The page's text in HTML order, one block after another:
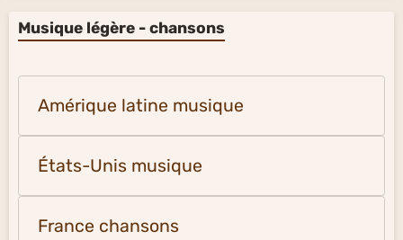
Musique légère - chansons
Amérique latine musique
États-Unis musique
France chansons